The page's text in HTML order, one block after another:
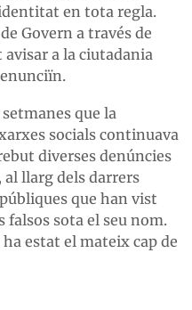
en tota regla.
Govern a través de
a la ciutadania
que la
socials continuava
diverses denúncies
llarg dels darrers
que han vist
falsos sota el seu nom.
estat el mateix cap de